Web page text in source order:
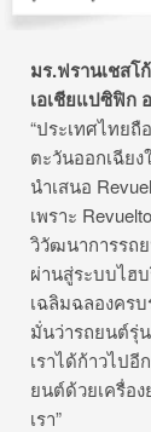
มร.ฟรานเชสโ
เอเชียแปซิฟิก
“ประเทศไทย
ตะวันออกเฉีย
นำเสนอ
เพราะ
วิวัฒนาการรถ
ผ่านสู่ระบบไฮ
เฉลิมฉลองคร
มั่นว่ารถยนต์รุ่
เราได้ก้าวไป
ยนต์ด้วยเครื่อ
เรา”